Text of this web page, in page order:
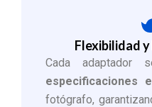
Flexibilidad
Cada adaptador
especificaciones
fotógrafo,